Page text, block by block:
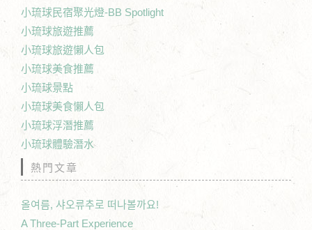
小琉球民宿聚光燈-BB Spotlight
小琉球旅遊推薦
小琉球旅遊懶人包
小琉球美食推薦
小琉球景點
小琉球美食懶人包
小琉球浮潛推薦
小琉球體驗潛水
熱門文章
올여름, 샤오류추로 떠나볼까요!
A Three-Part Experience